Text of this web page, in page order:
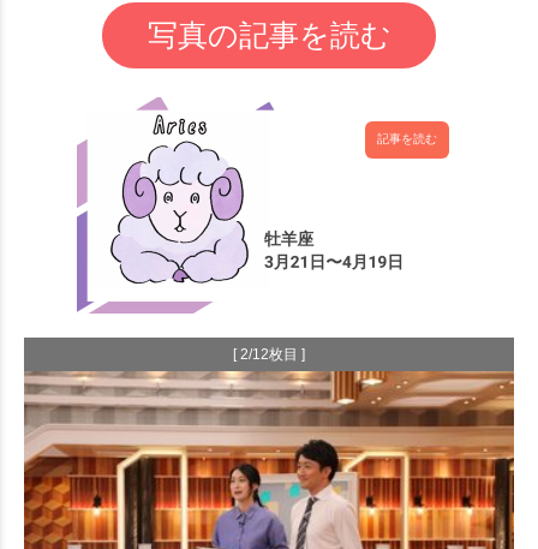
写真の記事を読む
記事を読む
[ 2/12枚目 ]